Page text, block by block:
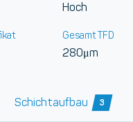
Hoch
Gesamt TFD
280μm
Schichtaufbau 3